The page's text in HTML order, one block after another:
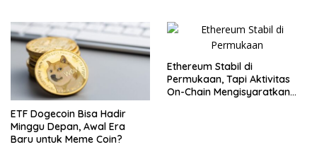
ETF Dogecoin Bisa Hadir
Minggu Depan, Awal Era
Baru untuk Meme Coin?
Ethereum Stabil di
Permukaan, Tapi Aktivitas
On-Chain Mengisyaratkan